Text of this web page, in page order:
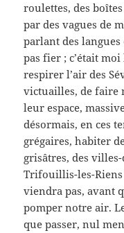
roulettes, des
par des vagues de
parlant des langues
pas fier ; c’était
respirer l’air des
victuailles, de faire
leur espace,
désormais, en ces
grégaires, habiter
grisâtres, des
Trifouillis-les-Riens
viendra pas, avant
pomper notre air.
que passer, nul